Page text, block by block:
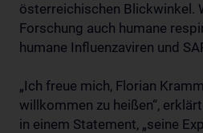
österreichischen Blickwinkel.
Forschung auch humane
humane Influenzaviren und
„Ich freue mich, Florian
willkommen zu heißen“,
in einem Statement, „seine